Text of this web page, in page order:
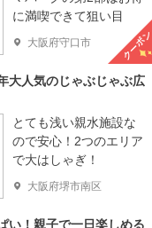
に満喫できて狙い目
大阪府守口市 クーポン
大人気のじゃぶじゃぶ広
とても浅い親水施設な
ので安心！2つのエリア
で大はしゃぎ！
大阪府堺市南区
い！親子で一日楽しめる